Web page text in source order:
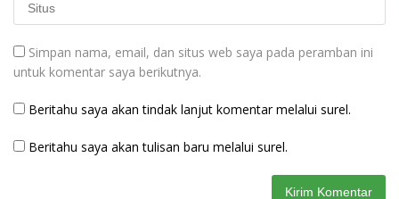
Simpan nama, email, dan situs web saya pada peramban ini
untuk komentar saya berikutnya.
Beritahu saya akan tindak lanjut komentar melalui surel.
Beritahu saya akan tulisan baru melalui surel.